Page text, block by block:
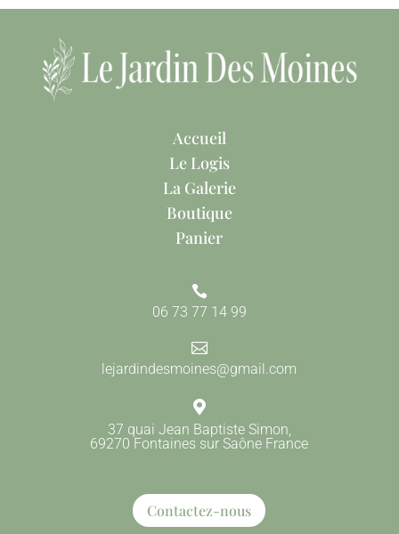
Accueil
Le Logis
La Galerie
Boutique
Panier

06 73 77 14 99

lejardindesmoines@gmail.com

37 quai Jean Baptiste Simon,
69270 Fontaines sur Saône France
Contactez-nous